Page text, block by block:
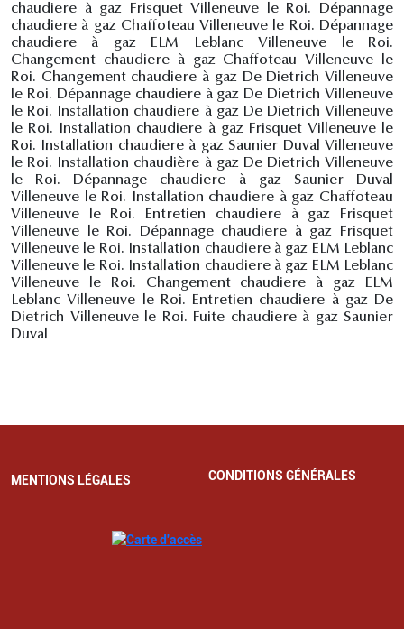
chaudiere à gaz Frisquet Villeneuve le Roi. Dépannage
chaudiere à gaz Chaffoteau Villeneuve le Roi. Dépannage
chaudiere à gaz ELM Leblanc Villeneuve le Roi.
Changement chaudiere à gaz Chaffoteau Villeneuve le
Roi. Changement chaudiere à gaz De Dietrich Villeneuve
le Roi. Dépannage chaudiere à gaz De Dietrich Villeneuve
le Roi. Installation chaudiere à gaz De Dietrich Villeneuve
le Roi. Installation chaudiere à gaz Frisquet Villeneuve le
Roi. Installation chaudiere à gaz Saunier Duval Villeneuve
le Roi. Installation chaudière à gaz De Dietrich Villeneuve
le Roi. Dépannage chaudiere à gaz Saunier Duval
Villeneuve le Roi. Installation chaudiere à gaz Chaffoteau
Villeneuve le Roi. Entretien chaudiere à gaz Frisquet
Villeneuve le Roi. Dépannage chaudiere à gaz Frisquet
Villeneuve le Roi. Installation chaudiere à gaz ELM Leblanc
Villeneuve le Roi. Installation chaudiere à gaz ELM Leblanc
Villeneuve le Roi. Changement chaudiere à gaz ELM
Leblanc Villeneuve le Roi. Entretien chaudiere à gaz De
Dietrich Villeneuve le Roi. Fuite chaudiere à gaz Saunier
Duval
MENTIONS LÉGALES CONDITIONS GÉNÉRALES